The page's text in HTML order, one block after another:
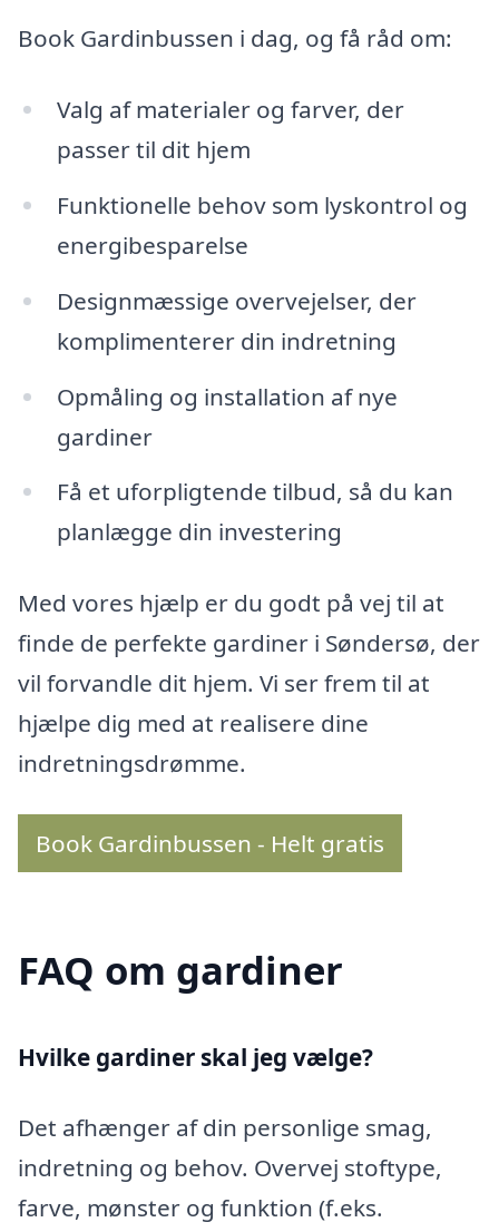
Book Gardinbussen i dag, og få råd om:
Valg af materialer og farver, der
passer til dit hjem
Funktionelle behov som lyskontrol og
energibesparelse
Designmæssige overvejelser, der
komplimenterer din indretning
Opmåling og installation af nye
gardiner
Få et uforpligtende tilbud, så du kan
planlægge din investering
Med vores hjælp er du godt på vej til at
finde de perfekte gardiner i Søndersø, der
vil forvandle dit hjem. Vi ser frem til at
hjælpe dig med at realisere dine
indretningsdrømme.
Book Gardinbussen - Helt gratis
FAQ om gardiner
Hvilke gardiner skal jeg vælge?
Det afhænger af din personlige smag,
indretning og behov. Overvej stoftype,
farve, mønster og funktion (f.eks.